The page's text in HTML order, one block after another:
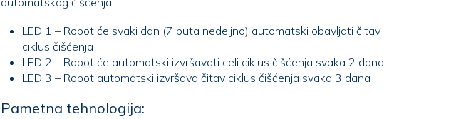
LED 1 – Robot će svaki dan (7 puta nedeljno) automatski obavljati čitav
ciklus čišćenja
LED 2 – Robot će automatski izvršavati celi ciklus čišćenja svaka 2 dana
LED 3 – Robot automatski izvršava čitav ciklus čišćenja svaka 3 dana
Pametna tehnologija: